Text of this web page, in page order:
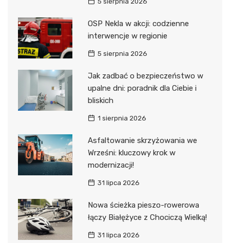
OSP Nekla w akcji: codzienne
interwencje w regionie
5 sierpnia 2026
Jak zadbać o bezpieczeństwo w
upalne dni: poradnik dla Ciebie i
bliskich
1 sierpnia 2026
Asfaltowanie skrzyżowania we
Wrześni: kluczowy krok w
modernizacji!
31 lipca 2026
Nowa ścieżka pieszo-rowerowa
łączy Białężyce z Chociczą Wielką!
31 lipca 2026